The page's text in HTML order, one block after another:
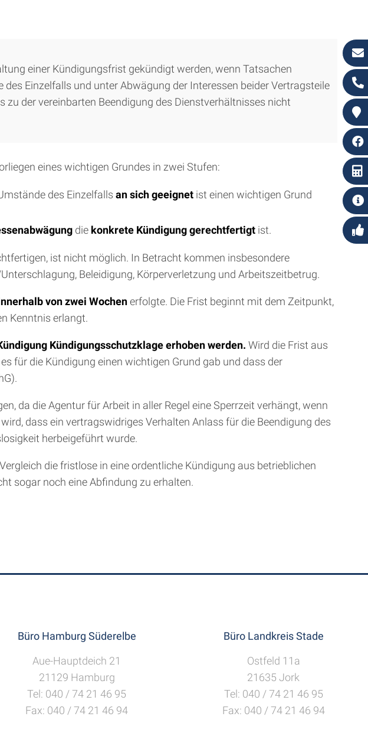
einer Kündigungsfrist gekündigt werden, wenn Tatsachen
Einzelfalls und unter Abwägung der Interessen beider Vertragsteile
der vereinbarten Beendigung des Dienstverhältnisses nicht
eines wichtigen Grundes in zwei Stufen:
des Einzelfalls an sich geeignet ist einen wichtigen Grund
die konkrete Kündigung gerechtfertigt ist.
ist nicht möglich. In Betracht kommen insbesondere
Beleidigung, Körperverletzung und Arbeitszeitbetrug.
von zwei Wochenerfolgte. Die Frist beginnt mit dem Zeitpunkt,
Kenntnis erlangt.
Kündigungsschutzklage erhoben werden. Wird die Frist aus
für die Kündigung einen wichtigen Grund gab und dass der
da die Agentur für Arbeit in aller Regel eine Sperrzeit verhängt, wenn
dass ein vertragswidriges Verhalten Anlass für die Beendigung des
herbeigeführt wurde.
die fristlose in eine ordentliche Kündigung aus betrieblichen
sogar noch eine Abfindung zu erhalten.
Büro Hamburg Süderelbe
Aue-Hauptdeich 21
21129 Hamburg
Tel: 040 / 74 21 46 95
Fax: 040 / 74 21 46 94
Büro Landkreis Stade
Ostfeld 11a
21635 Jork
Tel: 040 / 74 21 46 95
Fax: 040 / 74 21 46 94